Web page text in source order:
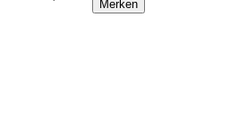
Merken